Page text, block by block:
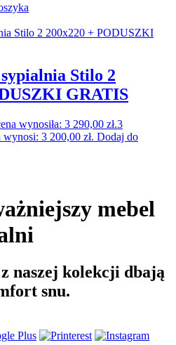
Stilo 2
GRATIS
wynosiła: 3 290,00 zł.3
3 200,00 zł. Dodaj do
mebel
z naszej kolekcji dbają
snu.